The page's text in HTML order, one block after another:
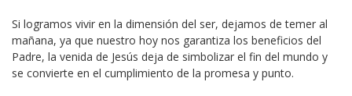
Si logramos vivir en la dimensión del ser, dejamos de temer al
mañana, ya que nuestro hoy nos garantiza los beneficios del
Padre, la venida de Jesús deja de simbolizar el fin del mundo y
se convierte en el cumplimiento de la promesa y punto.